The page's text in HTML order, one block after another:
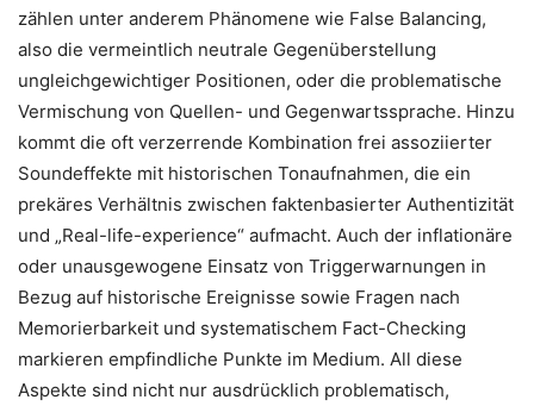
zählen unter anderem Phänomene wie False Balancing,
also die vermeintlich neutrale Gegenüberstellung
ungleichgewichtiger Positionen, oder die problematische
Vermischung von Quellen- und Gegenwartssprache. Hinzu
kommt die oft verzerrende Kombination frei assoziierter
Soundeffekte mit historischen Tonaufnahmen, die ein
prekäres Verhältnis zwischen faktenbasierter Authentizität
und „Real-life-experience“ aufmacht. Auch der inflationäre
oder unausgewogene Einsatz von Triggerwarnungen in
Bezug auf historische Ereignisse sowie Fragen nach
Memorierbarkeit und systematischem Fact-Checking
markieren empfindliche Punkte im Medium. All diese
Aspekte sind nicht nur ausdrücklich problematisch,